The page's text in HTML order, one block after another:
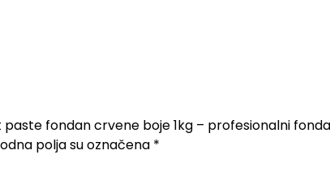
fondan crvene boje 1kg – profesionalni
polja su označena *